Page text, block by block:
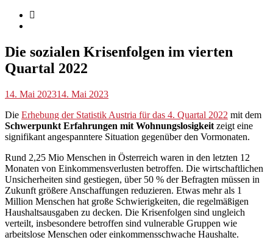
Blog
Die sozialen Krisenfolgen im vierten
Quartal 2022
p.geschwendtner
14. Mai 202314. Mai 2023
Die Erhebung der Statistik Austria für das 4. Quartal 2022 mit dem
Schwerpunkt Erfahrungen mit Wohnungslosigkeit zeigt eine
signifikant angespanntere Situation gegenüber den Vormonaten.
Rund 2,25 Mio Menschen in Österreich waren in den letzten 12
Monaten von Einkommensverlusten betroffen. Die wirtschaftlichen
Unsicherheiten sind gestiegen, über 50 % der Befragten müssen in
Zukunft größere Anschaffungen reduzieren. Etwas mehr als 1
Million Menschen hat große Schwierigkeiten, die regelmäßigen
Haushaltsausgaben zu decken. Die Krisenfolgen sind ungleich
verteilt, insbesondere betroffen sind vulnerable Gruppen wie
arbeitslose Menschen oder einkommensschwache Haushalte.